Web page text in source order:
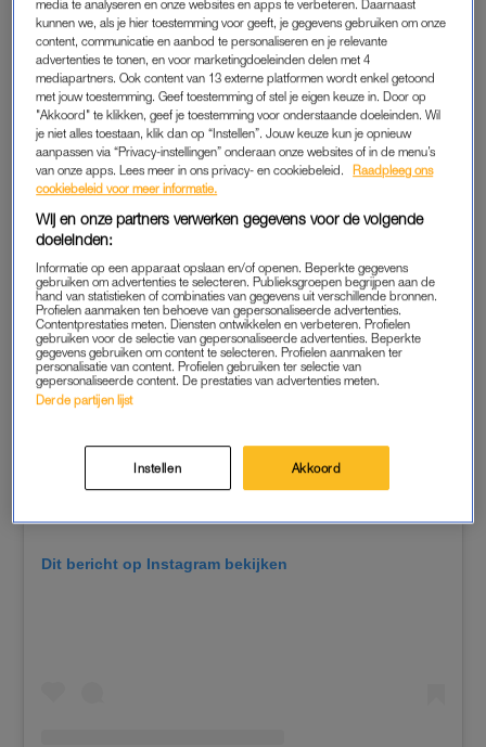
maar op een andere manier.’
Ruiters spreekt van ‘een enorm fijne week’. ‘Relaxed, markten
gezien, heerlijk gegeten (want daar zijn we dol op op vakantie),
tours gedaan, spelletjes gedaan en veel lol gehad met elkaar.
Het voelde als vanouds, maar op onze ‘nieuwe’ manier. Ik ben
er heel trots op dat we dit zo, samen, kunnen.’
Dit bericht op Instagram bekijken
media te analyseren en onze websites en apps te verbeteren. Daarnaast
kunnen we, als je hier toestemming voor geeft, je gegevens gebruiken om onze
content, communicatie en aanbod te personaliseren en je relevante
advertenties te tonen, en voor marketingdoeleinden delen met 4
mediapartners. Ook content van 13 externe platformen wordt enkel getoond
met jouw toestemming. Geef toestemming of stel je eigen keuze in. Door op
"Akkoord" te klikken, geef je toestemming voor onderstaande doeleinden. Wil
je niet alles toestaan, klik dan op “Instellen”. Jouw keuze kun je opnieuw
aanpassen via “Privacy-instellingen” onderaan onze websites of in de menu’s
van onze apps. Lees meer in ons privacy- en cookiebeleid.
Raadpleeg ons
cookiebeleid voor meer informatie.
Wij en onze partners verwerken gegevens voor de volgende
doeleinden:
Informatie op een apparaat opslaan en/of openen. Beperkte gegevens
gebruiken om advertenties te selecteren. Publieksgroepen begrijpen aan de
hand van statistieken of combinaties van gegevens uit verschillende bronnen.
Profielen aanmaken ten behoeve van gepersonaliseerde advertenties.
Contentprestaties meten. Diensten ontwikkelen en verbeteren. Profielen
gebruiken voor de selectie van gepersonaliseerde advertenties. Beperkte
gegevens gebruiken om content te selecteren. Profielen aanmaken ter
personalisatie van content. Profielen gebruiken ter selectie van
gepersonaliseerde content. De prestaties van advertenties meten.
Derde partijen lijst
Instellen Akkoord